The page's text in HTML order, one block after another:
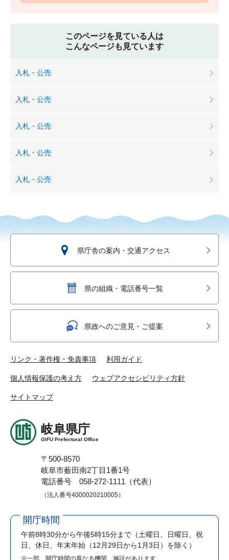
このページを見ている人は
こんなページも見ています
入札・公売
入札・公売
入札・公売
入札・公売
入札・公売
県庁舎の案内・交通アクセス
県の組織・電話番号一覧
県政へのご意見・ご提案
リンク・著作権・免責事項 利用ガイド
個人情報保護の考え方 ウェブアクセシビリティ方針
サイトマップ
岐阜県庁
GIFU Prefectural Office
〒500-8570
岐阜市薮田南2丁目1番1号
電話番号 058-272-1111（代表）
（法人番号4000020210005）
開庁時間
午前8時30分から午後5時15分まで （土曜日、日曜日、祝
日、休日、年末年始（12月29日から1月3日）を除く）
※一部、開庁時間の異なる機関、施設があります。